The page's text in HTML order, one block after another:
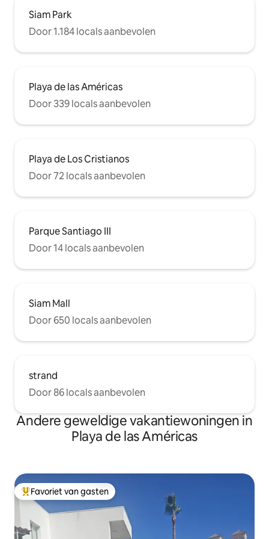
Siam Park
Door 1.184 locals aanbevolen
Playa de las Américas
Door 339 locals aanbevolen
Playa de Los Cristianos
Door 72 locals aanbevolen
Parque Santiago III
Door 14 locals aanbevolen
Siam Mall
Door 650 locals aanbevolen
strand
Door 86 locals aanbevolen
Andere geweldige vakantiewoningen in
Playa de las Américas
Topfavoriet van gasten
Favoriet van gasten